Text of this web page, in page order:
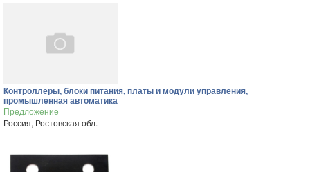
Контроллеры, блоки питания, платы и модули управления,
промышленная автоматика
Предложение
Россия, Ростовская обл.